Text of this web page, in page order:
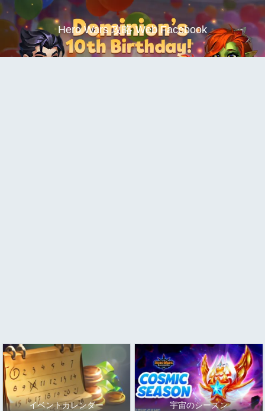
Hero Wars 攻略 Web Facebook
イベントカレンダー 宇宙のシーズン